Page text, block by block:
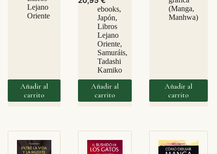
Lejano
Oriente
Añadir al
carrito
ebooks,
Japón,
Libros
Lejano
Oriente,
Samuráis,
Tadashi
Kamiko
Añadir al
carrito
(Manga,
Manhwa)
Añadir al
carrito